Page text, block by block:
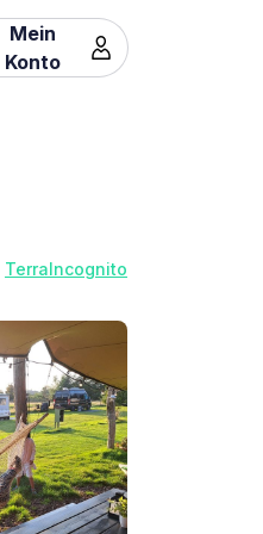
Mein
Konto
TerraIncognito